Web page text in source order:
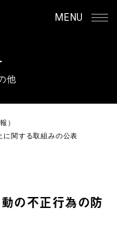
MENU
他
）
に関する取組みの公表
の不正行為の防